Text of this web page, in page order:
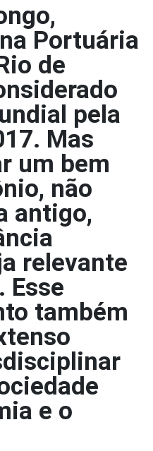
Portuária
de
pela
Mas
um bem
não
antigo,
relevante
Esse
também
e o